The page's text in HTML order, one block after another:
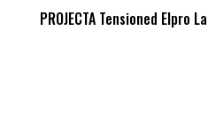
PROJECTA Tensioned Elpro